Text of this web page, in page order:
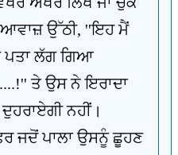
ਉੱਠੀ, ''ਇਹ ਮੈਂ
ਪਤਾ ਲੱਗ ਗਿਆ
ਤੇ ਉਸ ਨੇ ਇਰਾਦਾ
ਨਹੀਂ।
ਜਦੋਂ ਪਾਲਾ ਉਸਨੂੰ ਛੂਹਣ